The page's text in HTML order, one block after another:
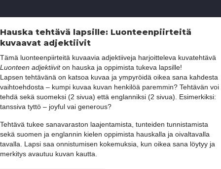
Hauska tehtävä lapsille: Luonteenpiirteitä
kuvaavat adjektiivit
Tämä luonteenpiirteitä kuvaavia adjektiiveja harjoitteleva kuvatehtävä
Luonteen adjektiiviton hauska ja oppimista tukeva lapsille!
Lapsen tehtävänä on katsoa kuvaa ja ympyröidä oikea sana kahdesta
vaihtoehdosta – kumpi kuvaa kuvan henkilöä paremmin? Tehtävän voi
tehdä sekä suomeksi (2 sivua) että englanniksi (2 sivua). Esimerkiksi:
tanssiva tyttö – joyful vai generous?
Tehtävä tukee sanavaraston laajentamista, tunteiden tunnistamista
sekä suomen ja englannin kielen oppimista hauskalla ja oivaltavalla
tavalla. Lapsi saa onnistumisen kokemuksia, kun oikea sana löytyy ja
merkitys avautuu kuvan kautta.